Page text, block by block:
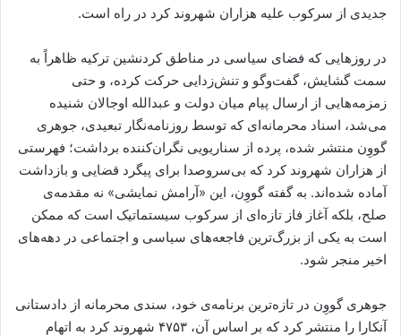
جدیدی از سرکوب علیه هزاران شهروند کرد در راه است.
در روزهایی که فضای سیاسی در مناطق کردنشین ترکیه ظاهراً به
سمت گشایش، گفت‌وگو و تنش‌زدایی حرکت کرده، و حتی
زمزمه‌هایی از ارسال پیام میان دولت و عبدالله اوجالان شنیده
می‌شد، اسناد محرمانه‌ای که توسط روزنامه‌نگار تبعیدی، جوهری
گووِن منتشر شده، پرده از سناریویی نگران‌کننده برداشت؛ فهرستی
از هزاران شهروند کرد که بی‌سروصدا برای پیگرد قضایی و بازداشت
آماده شده‌اند. به گفته گووِن، این «آرامش نمایشی» نه مقدمه‌ی
صلح، بلکه آغاز فاز تازه‌ای از سرکوب سیستماتیک است که ممکن
است به یکی از بزرگ‌ترین فاجعه‌های سیاسی و اجتماعی در دهه‌های
اخیر منجر شود.
جوهری گووِن در تازه‌ترین برنامه‌ی خود، سندی محرمانه از دادستانی
آنکارا را منتشر کرد که بر اساس آن، ۴۷۵۳ شهروند کرد به اتهام